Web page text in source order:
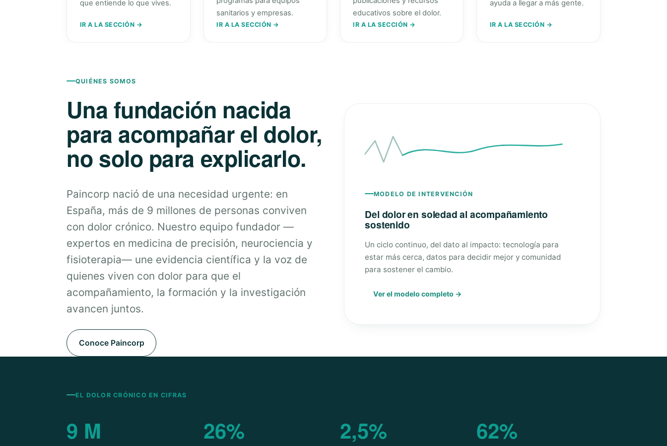
que entiende lo que vives.
IR A LA SECCIÓN →
sanitarios y empresas.
IR A LA SECCIÓN →
educativos sobre el dolor.
IR A LA SECCIÓN →
ayuda a llegar a más gente.
IR A LA SECCIÓN →
QUIÉNES SOMOS
Una fundación nacida
para acompañar el dolor,
no solo para explicarlo.
Paincorp nació de una necesidad urgente: en
España, más de 9 millones de personas conviven
con dolor crónico. Nuestro equipo fundador —
expertos en medicina de precisión, neurociencia y
fisioterapia— une evidencia científica y la voz de
quienes viven con dolor para que el
acompañamiento, la formación y la investigación
avancen juntos.
Conoce Paincorp
MODELO DE INTERVENCIÓN
Del dolor en soledad al acompañamiento
sostenido
Un ciclo continuo, del dato al impacto: tecnología para
estar más cerca, datos para decidir mejor y comunidad
para sostener el cambio.
Ver el modelo completo →
EL DOLOR CRÓNICO EN CIFRAS
9 M 26% 2,5% 62%